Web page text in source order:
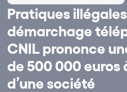
Pratiques
démarchage
CNIL prononce
de 500 000 euros
d’une société